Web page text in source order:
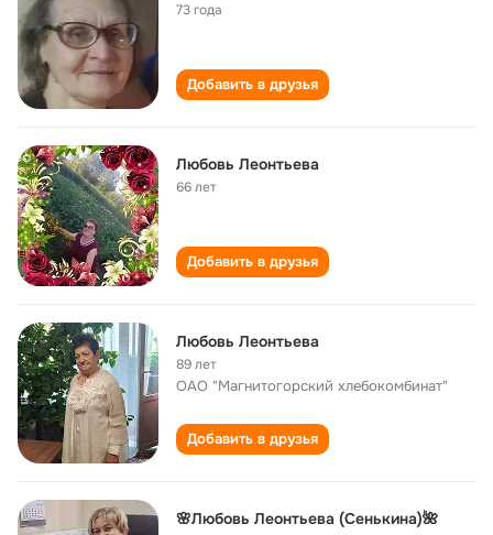
73 года
Добавить в друзья
Любовь Леонтьева
66 лет
Добавить в друзья
Любовь Леонтьева
89 лет
ОАО "Магнитогорский хлебокомбинат"
Добавить в друзья
🌸Любовь Леонтьева (Сенькина)🌺